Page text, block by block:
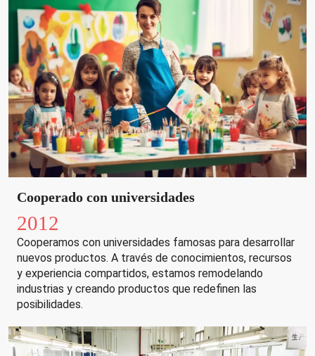
Cooperado con universidades
2012
Cooperamos con universidades famosas para desarrollar
nuevos productos. A través de conocimientos, recursos
y experiencia compartidos, estamos remodelando
industrias y creando productos que redefinen las
posibilidades.